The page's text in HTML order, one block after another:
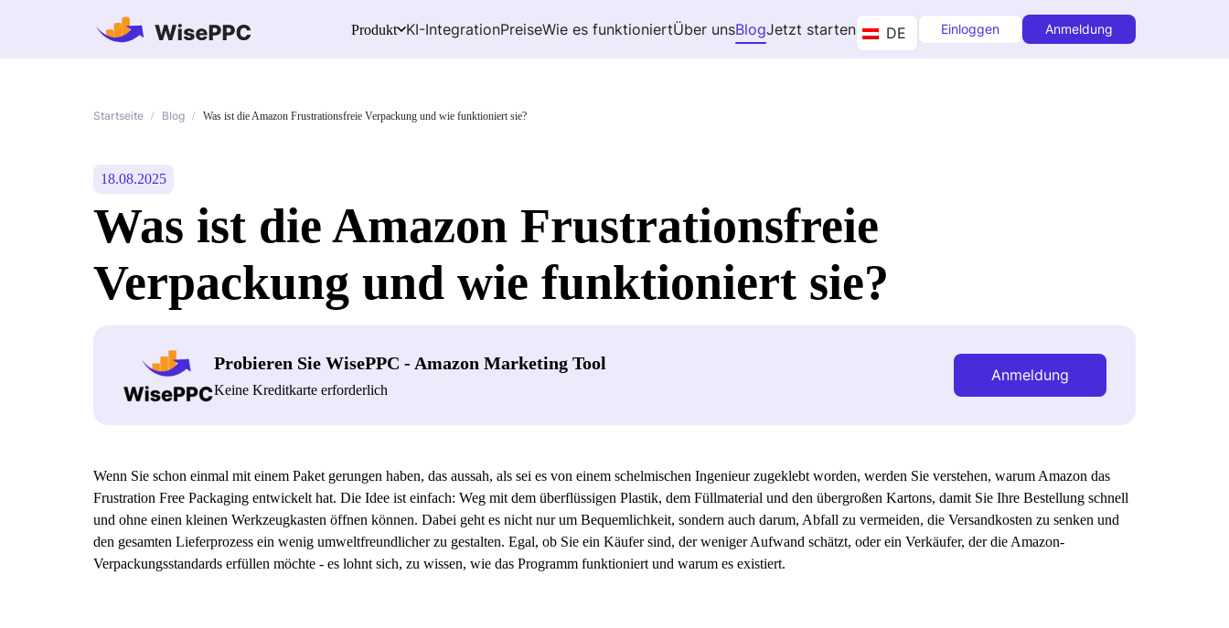
Produkt KI-IntegrationPreiseWie es funktioniertÜber unsBlogJetzt starten DE Einloggen Anmeldung
Startseite / Blog / Was ist die Amazon Frustrationsfreie Verpackung und wie funktioniert sie?
18.08.2025
Was ist die Amazon Frustrationsfreie
Verpackung und wie funktioniert sie?
Probieren Sie WisePPC - Amazon Marketing Tool
Keine Kreditkarte erforderlich
Anmeldung
Wenn Sie schon einmal mit einem Paket gerungen haben, das aussah, als sei es von einem schelmischen Ingenieur zugeklebt worden, werden Sie verstehen, warum Amazon das
Frustration Free Packaging entwickelt hat. Die Idee ist einfach: Weg mit dem überflüssigen Plastik, dem Füllmaterial und den übergroßen Kartons, damit Sie Ihre Bestellung schnell
und ohne einen kleinen Werkzeugkasten öffnen können. Dabei geht es nicht nur um Bequemlichkeit, sondern auch darum, Abfall zu vermeiden, die Versandkosten zu senken und
den gesamten Lieferprozess ein wenig umweltfreundlicher zu gestalten. Egal, ob Sie ein Käufer sind, der weniger Aufwand schätzt, oder ein Verkäufer, der die Amazon-
Verpackungsstandards erfüllen möchte - es lohnt sich, zu wissen, wie das Programm funktioniert und warum es existiert.